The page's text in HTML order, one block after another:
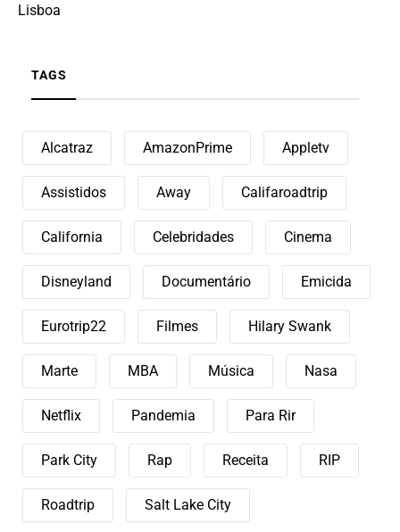
Lisboa
TAGS
Alcatraz AmazonPrime Appletv
Assistidos Away Califaroadtrip
California Celebridades Cinema
Disneyland Documentário Emicida
Eurotrip22 Filmes Hilary Swank
Marte MBA Música Nasa
Netflix Pandemia Para Rir
Park City Rap Receita RIP
Roadtrip Salt Lake City